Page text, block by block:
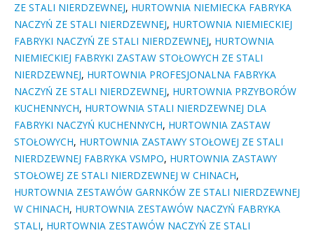
ZE STALI NIERDZEWNEJ, HURTOWNIA NIEMIECKA FABRYKA
NACZYŃ ZE STALI NIERDZEWNEJ, HURTOWNIA NIEMIECKIEJ
FABRYKI NACZYŃ ZE STALI NIERDZEWNEJ, HURTOWNIA
NIEMIECKIEJ FABRYKI ZASTAW STOŁOWYCH ZE STALI
NIERDZEWNEJ, HURTOWNIA PROFESJONALNA FABRYKA
NACZYŃ ZE STALI NIERDZEWNEJ, HURTOWNIA PRZYBORÓW
KUCHENNYCH, HURTOWNIA STALI NIERDZEWNEJ DLA
FABRYKI NACZYŃ KUCHENNYCH, HURTOWNIA ZASTAW
STOŁOWYCH, HURTOWNIA ZASTAWY STOŁOWEJ ZE STALI
NIERDZEWNEJ FABRYKA VSMPO, HURTOWNIA ZASTAWY
STOŁOWEJ ZE STALI NIERDZEWNEJ W CHINACH,
HURTOWNIA ZESTAWÓW GARNKÓW ZE STALI NIERDZEWNEJ
W CHINACH, HURTOWNIA ZESTAWÓW NACZYŃ FABRYKA
STALI, HURTOWNIA ZESTAWÓW NACZYŃ ZE STALI